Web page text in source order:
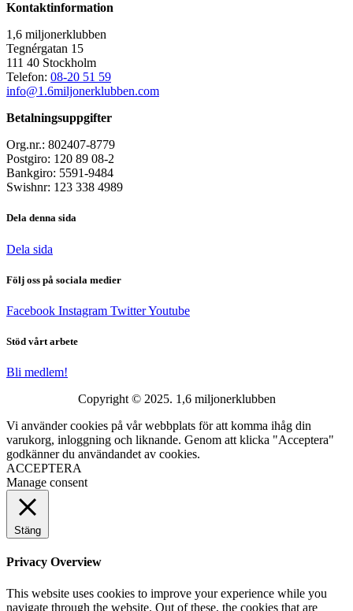
Kontaktinformation
1,6 miljonerklubben
Tegnérgatan 15
111 40 Stockholm
Telefon: 08-20 51 59
info@1.6miljonerklubben.com
Betalningsuppgifter
Org.nr.: 802407-8779
Postgiro: 120 89 08-2
Bankgiro: 5591-9484
Swishnr: 123 338 4989
Dela denna sida
Dela sida
Följ oss på sociala medier
Facebook Instagram TwitterYoutube
Stöd vårt arbete
Bli medlem!
Copyright © 2025. 1,6 miljonerklubben
Vi använder cookies på vår webbplats för att komma ihåg din
varukorg, inloggning och liknande. Genom att klicka "Acceptera"
godkänner du användandet av cookies.
ACCEPTERA
Manage consent
Stäng
Privacy Overview
This website uses cookies to improve your experience while you
navigate through the website. Out of these, the cookies that are